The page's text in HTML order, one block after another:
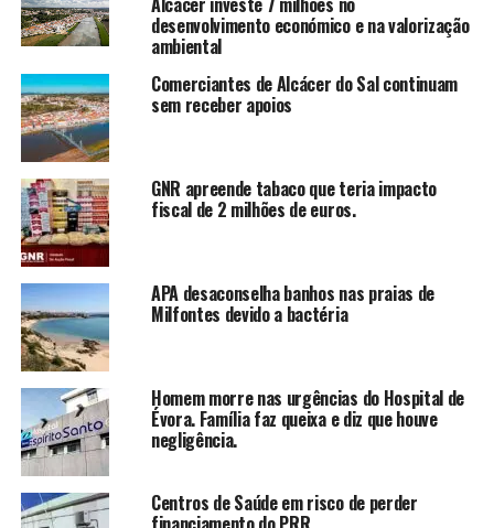
desenvolvimento económico e na valorização
ambiental
Comerciantes de Alcácer do Sal continuam
sem receber apoios
GNR apreende tabaco que teria impacto
fiscal de 2 milhões de euros.
APA desaconselha banhos nas praias de
Milfontes devido a bactéria
Homem morre nas urgências do Hospital de
Évora. Família faz queixa e diz que houve
negligência.
Centros de Saúde em risco de perder